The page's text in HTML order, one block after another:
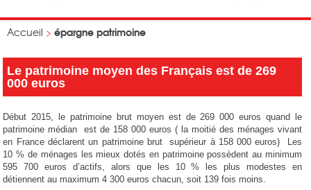
Accueil > épargne patrimoine
Le patrimoine moyen des Français est de 269
000 euros
Début 2015, le patrimoine brut moyen est de 269 000 euros quand le
patrimoine médian est de 158 000 euros ( la moitié des ménages vivant
en France déclarent un patrimoine brut supérieur à 158 000 euros) Les
10 % de ménages les mieux dotés en patrimoine possèdent au minimum
595 700 euros d’actifs, alors que les 10 % les plus modestes en
détiennent au maximum 4 300 euros chacun, soit 139 fois moins.